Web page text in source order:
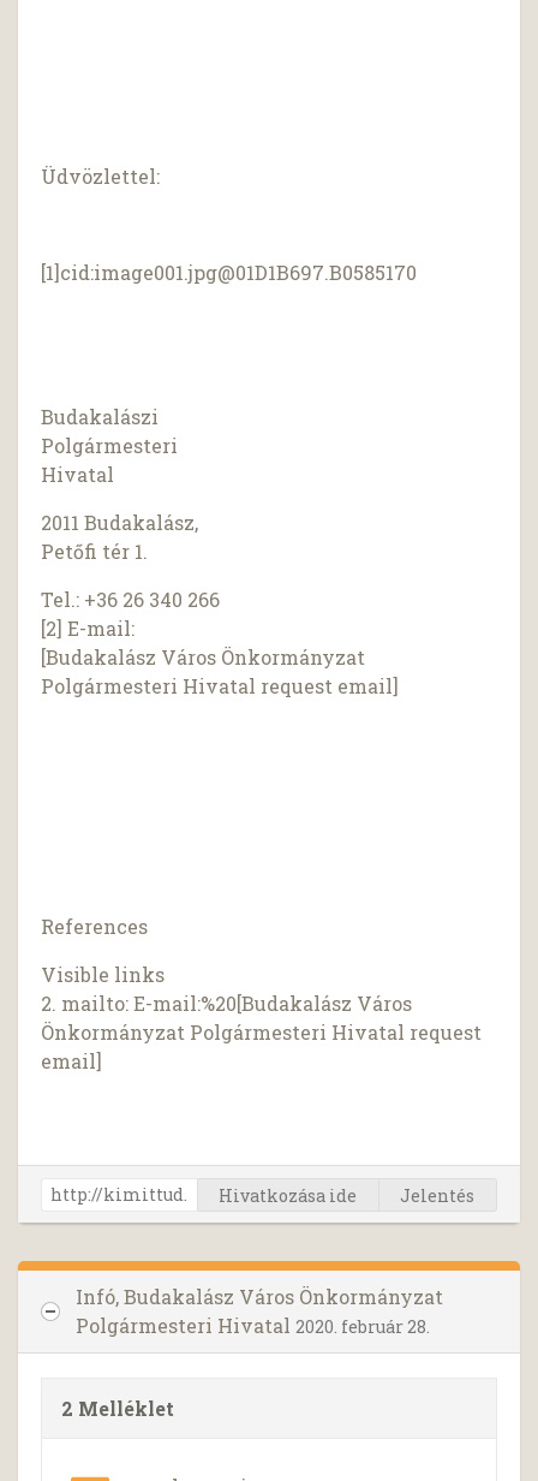
Üdvözlettel:
[1]cid:image001.jpg@01D1B697.B0585170
Budakalászi
Polgármesteri
Hivatal
2011 Budakalász,
Petőfi tér 1.
Tel.: +36 26 340 266
[2] E-mail:
[Budakalász Város Önkormányzat
Polgármesteri Hivatal request email]
References
Visible links
2. mailto: E-mail:%20[Budakalász Város
Önkormányzat Polgármesteri Hivatal request
email]
Hivatkozása ide Jelentés
Infó, Budakalász Város Önkormányzat
Polgármesteri Hivatal 2020. február 28.
2 Melléklet